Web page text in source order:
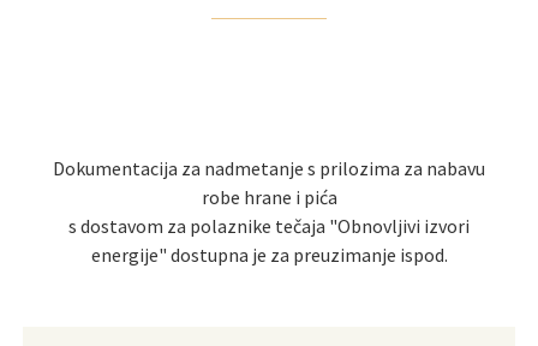
Dokumentacija za nadmetanje s prilozima za nabavu
robe hrane i pića
s dostavom za polaznike tečaja "Obnovljivi izvori
energije" dostupna je za preuzimanje ispod.